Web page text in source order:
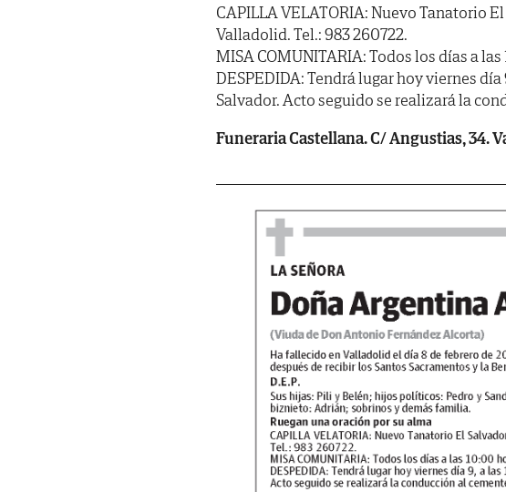
CAPILLA VELATORIA: Nuevo Tanatorio
Valladolid. Tel.: 983 260722.
MISA COMUNITARIA: Todos los días a
DESPEDIDA: Tendrá lugar hoy viernes
Salvador. Acto seguido se realizará la
Funeraria Castellana. C/ Angustias, 34.